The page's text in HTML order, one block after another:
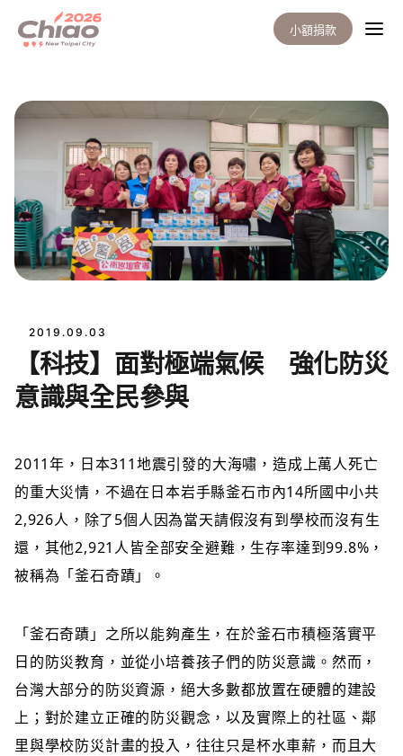
小額捐款
2019.09.03
【科技】面對極端氣候 強化防災
意識與全民參與
2011年，日本311地震引發的大海嘯，造成上萬人死亡
的重大災情，不過在日本岩手縣釜石市內14所國中小共
2,926人，除了5個人因為當天請假沒有到學校而沒有生
還，其他2,921人皆全部安全避難，生存率達到99.8%，
被稱為「釜石奇蹟」。
「釜石奇蹟」之所以能夠產生，在於釜石市積極落實平
日的防災教育，並從小培養孩子們的防災意識。然而，
台灣大部分的防災資源，絕大多數都放置在硬體的建設
上；對於建立正確的防災觀念，以及實際上的社區、鄰
里與學校防災計畫的投入，往往只是杯水車薪，而且大